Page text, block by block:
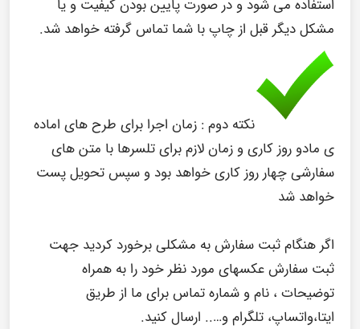
مشکل دیگر قبل از چاپ با شما تماس گرفته خواهد شد.
نکته دوم : زمان اجرا برای طرح های اماده
ی مادو روز کاری و زمان لازم برای تلسرها با متن های
سفارشی چهار روز کاری خواهد بود و سپس تحویل پست
خواهد شد
اگر هنگام ثبت سفارش به مشکلی برخورد کردید جهت
ثبت سفارش عکسهای مورد نظر خود را به همراه
توضیحات ، نام و شماره تماس برای ما از طریق
ایتا،واتساپ، تلگرام و….. ارسال کنید.